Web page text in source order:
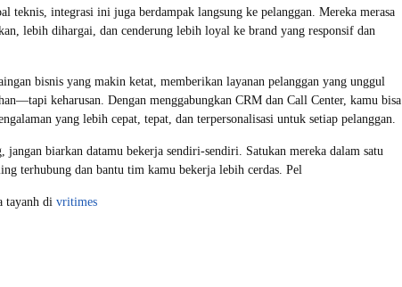
teknis, integrasi ini juga berdampak langsung ke pelanggan. Mereka merasa
lebih dihargai, dan cenderung lebih loyal ke brand yang responsif dan
bisnis yang makin ketat, memberikan layanan pelanggan yang unggul
keharusan. Dengan menggabungkan CRM dan Call Center, kamu bisa
yang lebih cepat, tepat, dan terpersonalisasi untuk setiap pelanggan.
jangan biarkan datamu bekerja sendiri-sendiri. Satukan mereka dalam satu
terhubung dan bantu tim kamu bekerja lebih cerdas. Pel
tayanh di vritimes